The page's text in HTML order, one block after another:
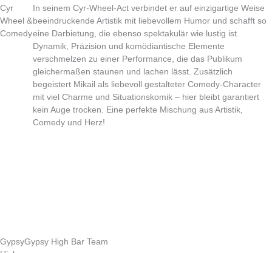
Cyr
Wheel &
Comedy
In seinem Cyr-Wheel-Act verbindet er auf einzigartige Weise
beeindruckende Artistik mit liebevollem Humor und schafft so
eine Darbietung, die ebenso spektakulär wie lustig ist.
Dynamik, Präzision und komödiantische Elemente
verschmelzen zu einer Performance, die das Publikum
gleichermaßen staunen und lachen lässt. Zusätzlich
begeistert Mikail als liebevoll gestalteter Comedy-Character
mit viel Charme und Situationskomik – hier bleibt garantiert
kein Auge trocken. Eine perfekte Mischung aus Artistik,
Comedy und Herz!
GypsyGypsy High Bar Team